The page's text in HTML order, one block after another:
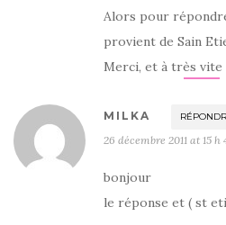
Alors pour
provient de Sain
Merci, et à très vite
MILKA
26 décembre 2011 at 15
bonjour
le réponse et ( st